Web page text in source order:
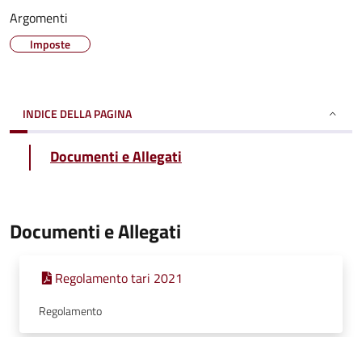
Argomenti
Imposte
INDICE DELLA PAGINA
Documenti e Allegati
Documenti e Allegati
Regolamento tari 2021
Regolamento